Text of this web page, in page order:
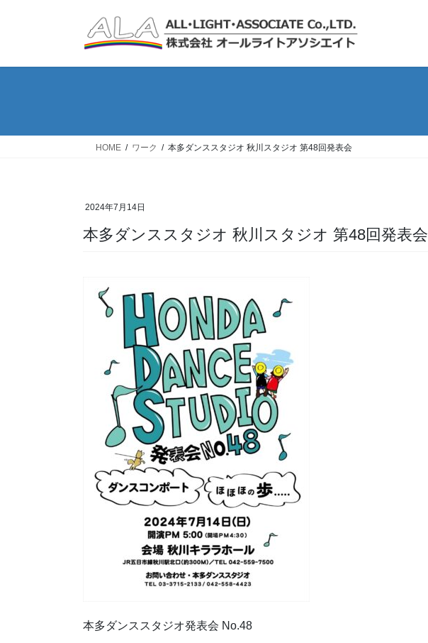
HOME ワーク 本多ダンススタジオ 秋川スタジオ 第48回発表会
2024年7月14日
本多ダンススタジオ 秋川スタジオ 第48回発表会
本多ダンススタジオ発表会 No.48